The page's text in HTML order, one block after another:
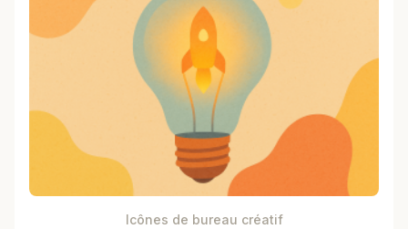
Icônes de bureau créatif